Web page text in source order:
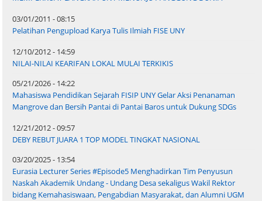
03/01/2011 - 08:15
Pelatihan Pengupload Karya Tulis Ilmiah FISE UNY
12/10/2012 - 14:59
NILAI-NILAI KEARIFAN LOKAL MULAI TERKIKIS
05/21/2026 - 14:22
Mahasiswa Pendidikan Sejarah FISIP UNY Gelar Aksi Penanaman
Mangrove dan Bersih Pantai di Pantai Baros untuk Dukung SDGs
12/21/2012 - 09:57
DEBY REBUT JUARA 1 TOP MODEL TINGKAT NASIONAL
03/20/2025 - 13:54
Eurasia Lecturer Series #Episode5 Menghadirkan Tim Penyusun
Naskah Akademik Undang - Undang Desa sekaligus Wakil Rektor
bidang Kemahasiswaan, Pengabdian Masyarakat, dan Alumni UGM